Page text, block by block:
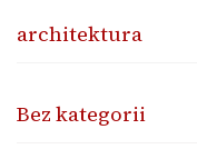
architektura
Bez kategorii